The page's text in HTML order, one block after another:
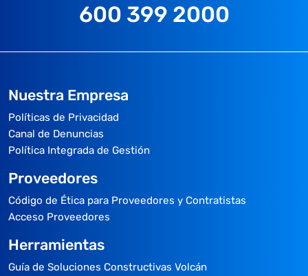
600 399 2000
Nuestra Empresa
Políticas de Privacidad
Canal de Denuncias
Política Integrada de Gestión
Proveedores
Código de Ética para Proveedores y Contratistas
Acceso Proveedores
Herramientas
Guía de Soluciones Constructivas Volcán